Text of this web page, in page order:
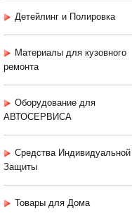
Детейлинг и Полировка
Материалы для кузовного
ремонта
Оборудование для
АВТОСЕРВИСА
Средства Индивидуальной
Защиты
Товары для Дома